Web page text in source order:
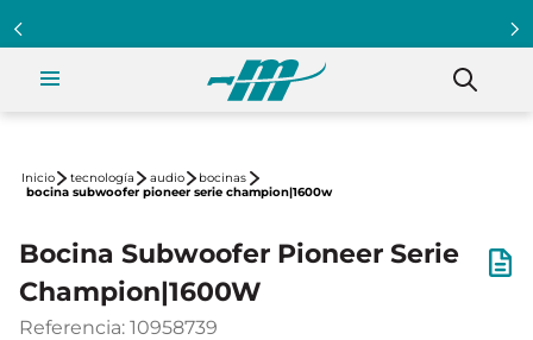
tecnología audio
bocinas
bocina subwoofer pioneer serie champion|1600w
Bocina Subwoofer Pioneer Serie
Champion|1600W
Referencia: 10958739